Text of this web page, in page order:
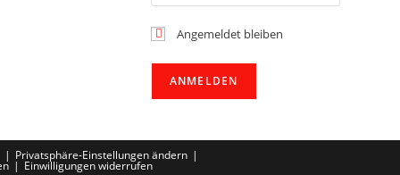
Angemeldet bleiben
Privatsphäre-Einstellungen ändern
Einwilligungen widerrufen